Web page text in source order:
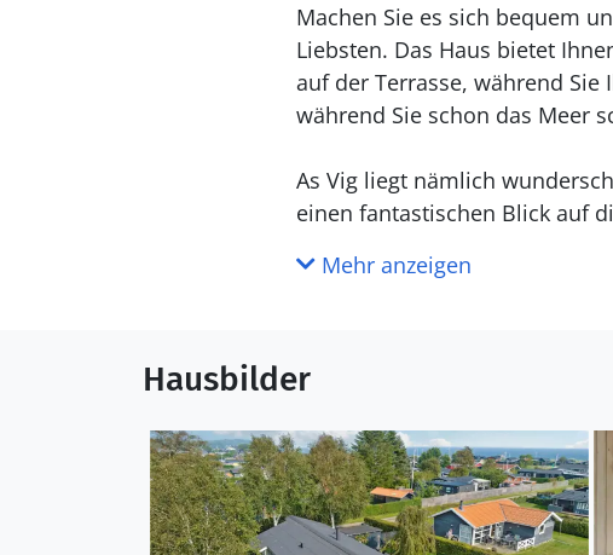
Machen Sie es sich bequem
Liebsten. Das Haus bietet
auf der Terrasse, während
während Sie schon das Meer
As Vig liegt nämlich
einen fantastischen Blick auf
Juelsminde-Küstenpfad ist
Mehr anzeigen
Hausbilder